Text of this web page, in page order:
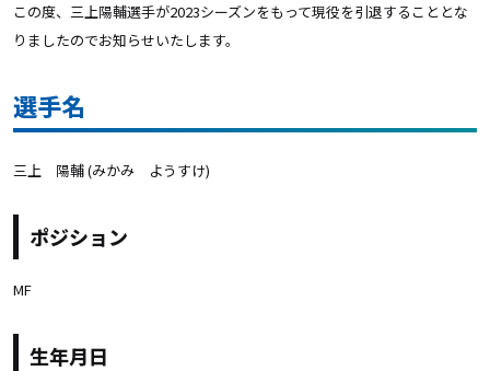
この度、三上陽輔選手が2023シーズンをもって現役を引退することとな
りましたのでお知らせいたします。
選手名
三上 陽輔 (みかみ ようすけ)
ポジション
MF
生年月日